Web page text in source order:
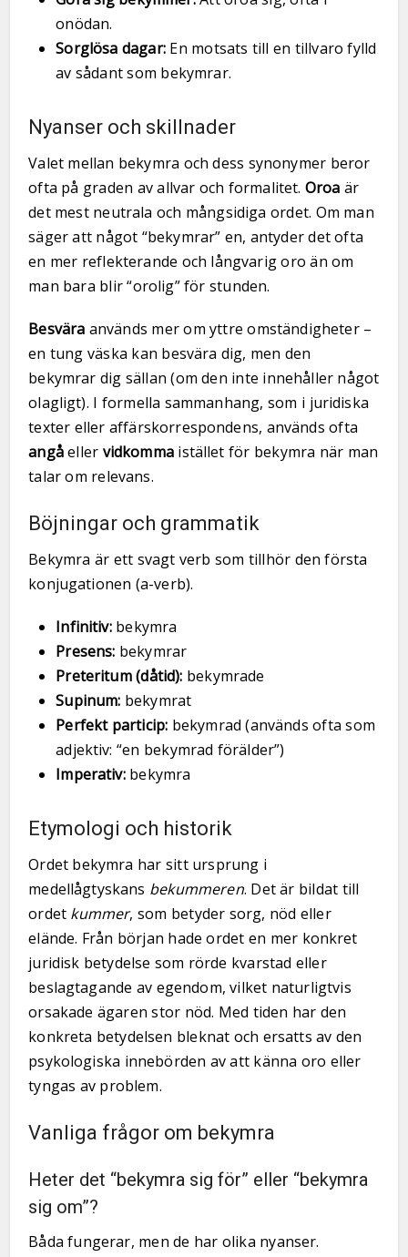
onödan.
Sorglösa dagar:En motsats till en tillvaro fylld
av sådant som bekymrar.
Nyanser och skillnader
Valet mellan bekymra och dess synonymer beror
ofta på graden av allvar och formalitet.Oroa är
det mest neutrala och mångsidiga ordet. Om man
säger att något “bekymrar” en, antyder det ofta
en mer reflekterande och långvarig oro än om
man bara blir “orolig” för stunden.
Besvära används mer om yttre omständigheter –
en tung väska kan besvära dig, men den
bekymrar dig sällan (om den inte innehåller något
olagligt). I formella sammanhang, som i juridiska
texter eller affärskorrespondens, används ofta
angåeller vidkommaistället för bekymra när man
talar om relevans.
Böjningar och grammatik
Bekymra är ett svagt verb som tillhör den första
konjugationen (a-verb).
Infinitiv:bekymra
Presens: bekymrar
Preteritum (dåtid): bekymrade
Supinum: bekymrat
Perfekt particip: bekymrad (används ofta som
adjektiv: “en bekymrad förälder”)
Imperativ:bekymra
Etymologi och historik
Ordet bekymra har sitt ursprung i
medellågtyskans bekummeren. Det är bildat till
ordet kummer, som betyder sorg, nöd eller
elände. Från början hade ordet en mer konkret
juridisk betydelse som rörde kvarstad eller
beslagtagande av egendom, vilket naturligtvis
orsakade ägaren stor nöd. Med tiden har den
konkreta betydelsen bleknat och ersatts av den
psykologiska innebörden av att känna oro eller
tyngas av problem.
Vanliga frågor om bekymra
Heter det “bekymra sig för” eller “bekymra
sig om”?
Båda fungerar, men de har olika nyanser.